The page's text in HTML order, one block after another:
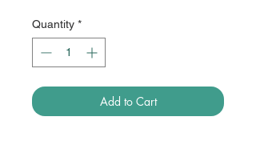
Quantity *
Add to Cart